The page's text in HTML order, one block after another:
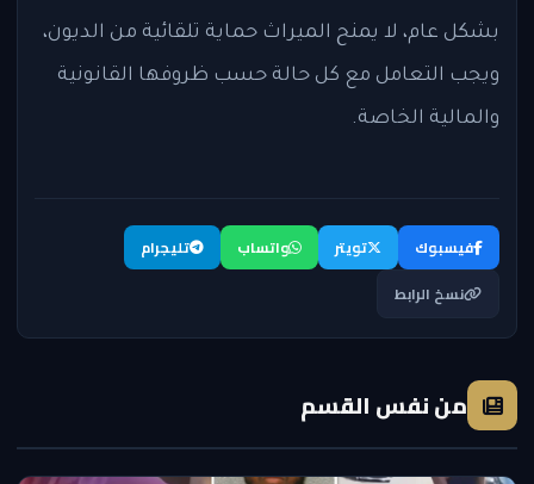
بشكل عام، لا يمنح الميراث حماية تلقائية من الديون،
ويجب التعامل مع كل حالة حسب ظروفها القانونية
والمالية الخاصة.
فيسبوك تويتر واتساب
تليجرام
نسخ الرابط
من نفس القسم